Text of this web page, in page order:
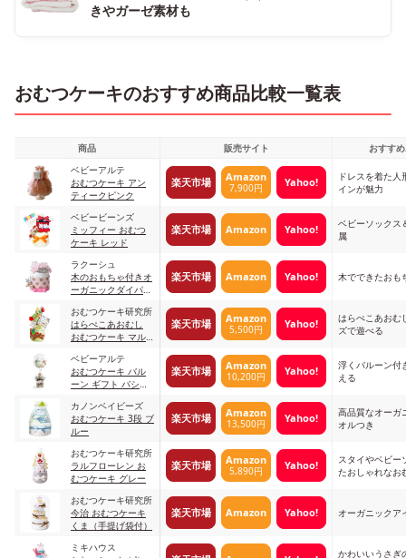
きやガーゼ素材も
おむつケーキのおすすめ商品比較一覧表
商品 販売サイト
おすす
ベビーアルテ
おむつケーキ アン
ティークピンク
楽天市場 Amazon
7,900円 Yahoo!
ドレスを着た
インが魅力
ベビービーンズ
ミッフィー おむつ
ケーキ レッド
楽天市場 Amazon Yahoo!
ベビーソックス
属
ラクーシュ
木のおもちゃ付きオ
ーガニックダイパー
楽天市場 Amazon Yahoo! 木でできたおも
おむつケーキ研究所
はらぺこあおむし
おむつケーキ マル
楽天市場 Amazon
5,500円 Yahoo!
はらぺこあおむ
ズで遊べる
ベビーアルテ
おむつケーキ バル
ーン ギフト バシュ
楽天市場 Amazon
10,200円 Yahoo!
浮くバルーン付
える
カノンベイビーズ
おむつケーキ 3段 ブ
ルー
楽天市場 Amazon
13,500円 Yahoo!
高品質なオーガ
オルつき
おむつケーキ研究所
ラルフローレン お
むつケーキ グレー
楽天市場 Amazon
5,890円 Yahoo!
スタイやベビー
たおしゃれなお
おむつケーキ研究所
今治 おむつケーキ
くま（手提げ袋付）
楽天市場 Amazon Yahoo! オーガニックア
ミキハウス
かわいいうさぎ